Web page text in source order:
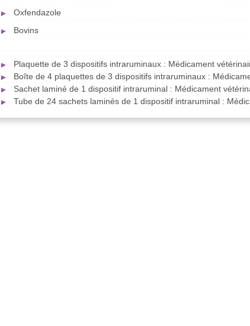
Oxfendazole
Bovins
Plaquette de 3 dispositifs intraruminaux : Médicament
Boîte de 4 plaquettes de 3 dispositifs intraruminaux :
Sachet laminé de 1 dispositif intraruminal : Médicament
Tube de 24 sachets laminés de 1 dispositif intraruminal :